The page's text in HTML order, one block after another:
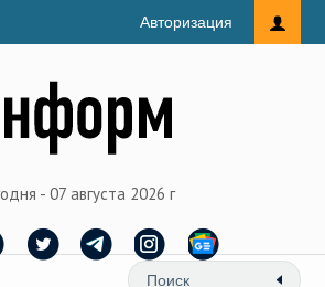
Авторизация
- 07 августа 2026 г